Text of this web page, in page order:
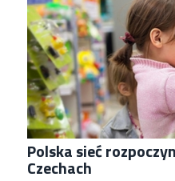
Chcesz być na bieżąco z
Załóż konto
Polska sieć
Czechach